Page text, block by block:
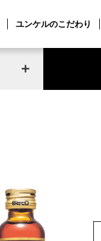
ユンケルのこだわり